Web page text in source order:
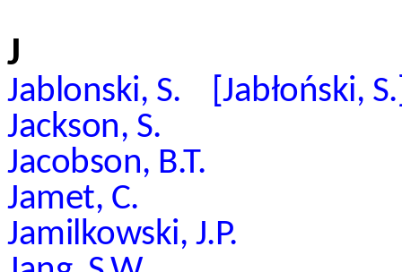
J
Jablonski, S. [Jabłoński,
Jackson, S.
Jacobson, B.T.
Jamet, C.
Jamilkowski, J.P.